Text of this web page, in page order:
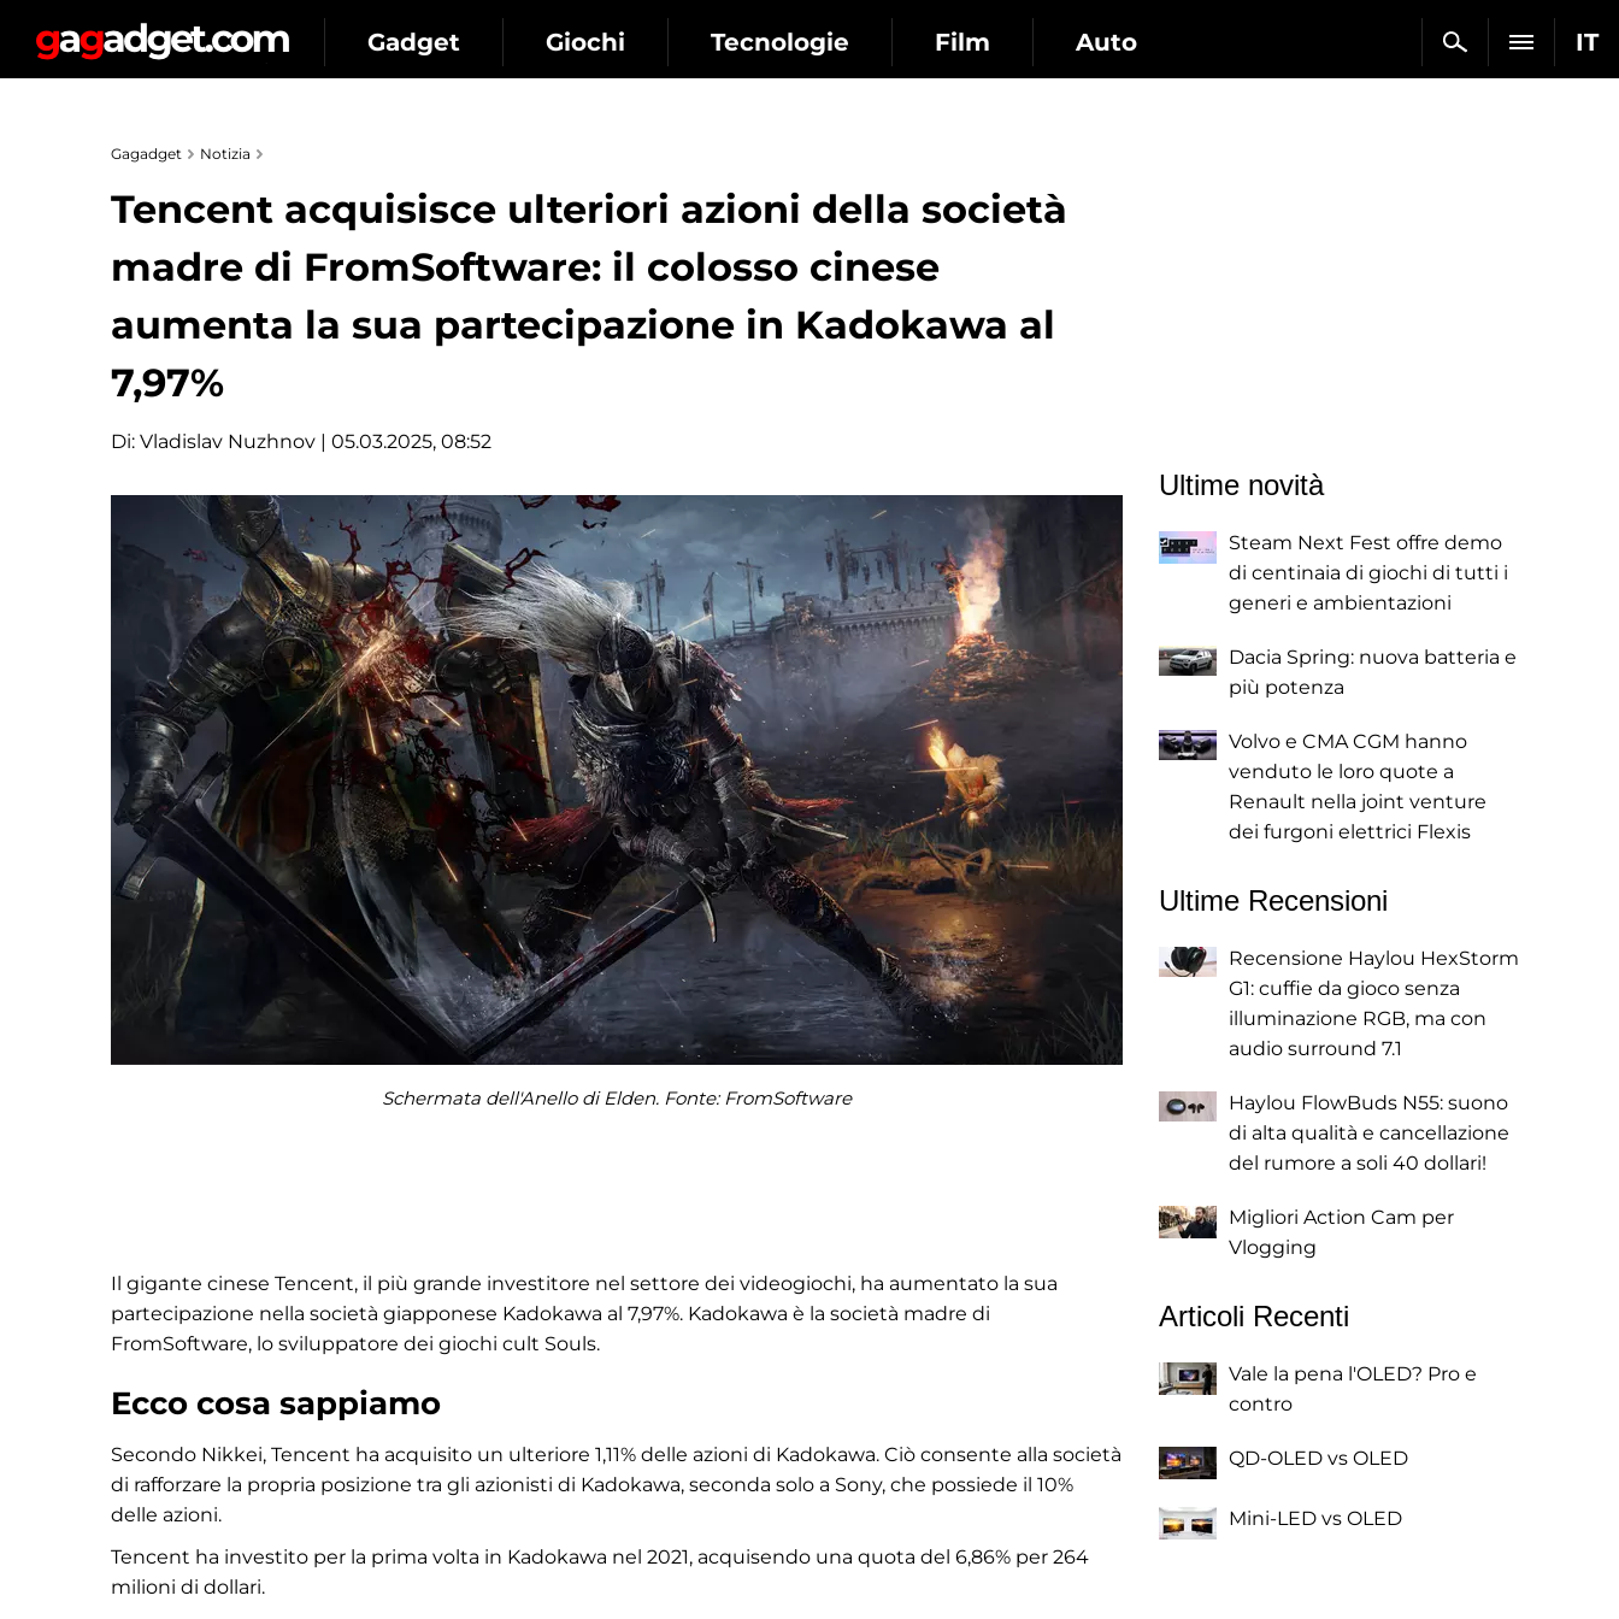
IT
Gadget Giochi Tecnologie Film Auto
Gagadget Notizia
Tencent acquisisce ulteriori azioni della società
madre di FromSoftware: il colosso cinese
aumenta la sua partecipazione in Kadokawa al
7,97%
Di: Vladislav Nuzhnov | 05.03.2025, 08:52
Schermata dell'Anello di Elden. Fonte: FromSoftware
Il gigante cinese Tencent, il più grande investitore nel settore dei videogiochi, ha aumentato la sua
partecipazione nella società giapponese Kadokawa al 7,97%. Kadokawa è la società madre di
FromSoftware, lo sviluppatore dei giochi cult Souls.
Ecco cosa sappiamo
Secondo Nikkei, Tencent ha acquisito un ulteriore 1,11% delle azioni di Kadokawa. Ciò consente alla società
di rafforzare la propria posizione tra gli azionisti di Kadokawa, seconda solo a Sony, che possiede il 10%
delle azioni.
Tencent ha investito per la prima volta in Kadokawa nel 2021, acquisendo una quota del 6,86% per 264
milioni di dollari.
Ultime novità
Steam Next Fest offre demo
di centinaia di giochi di tutti i
generi e ambientazioni
Dacia Spring: nuova batteria e
più potenza
Volvo e CMA CGM hanno
venduto le loro quote a
Renault nella joint venture
dei furgoni elettrici Flexis
Ultime Recensioni
Recensione Haylou HexStorm
G1: cuffie da gioco senza
illuminazione RGB, ma con
audio surround 7.1
Haylou FlowBuds N55: suono
di alta qualità e cancellazione
del rumore a soli 40 dollari!
Migliori Action Cam per
Vlogging
Articoli Recenti
Vale la pena l'OLED? Pro e
contro
QD-OLED vs OLED
Mini-LED vs OLED